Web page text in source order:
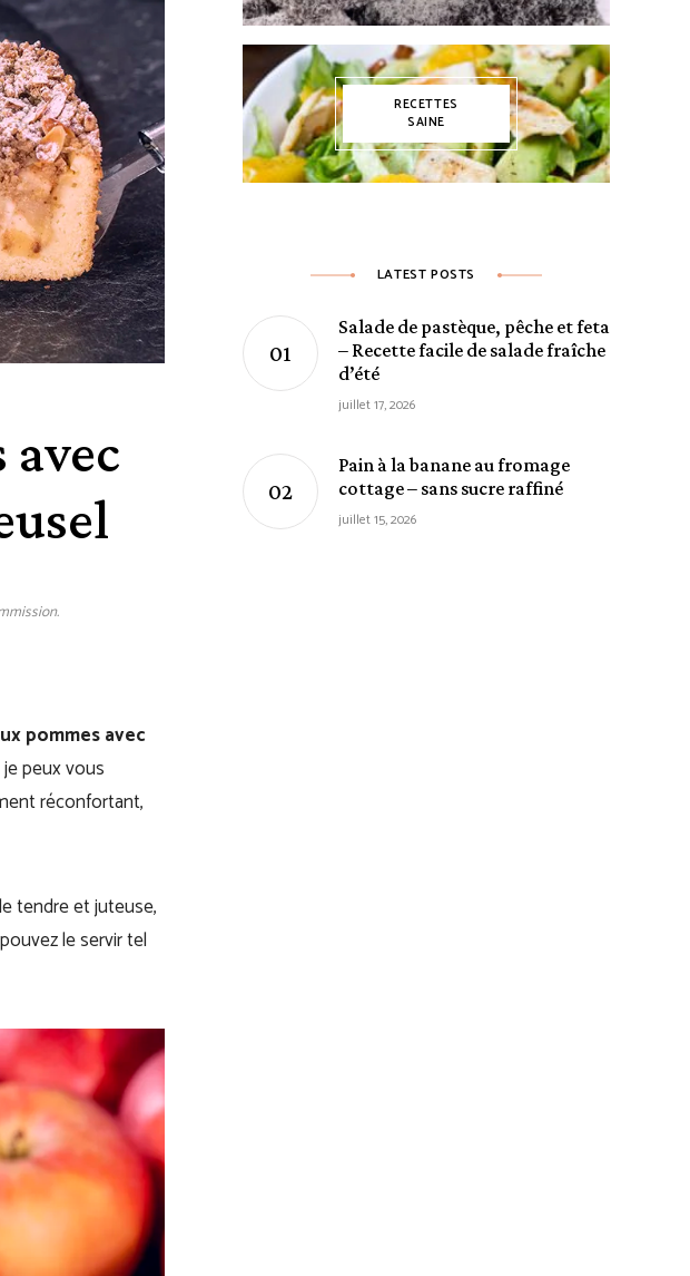
pommes avec
peux vous
réconfortant,
tendre et juteuse,
le servir tel
RECETTES
SAINE
LATEST POSTS
Salade de pastèque, pêche et feta
– Recette facile de salade fraîche
d’été
juillet 17, 2026
Pain à la banane au fromage
cottage – sans sucre raffiné
juillet 15, 2026